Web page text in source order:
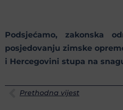
Podsjećamo, zakonska
posjedovanju zimske
i Hercegovini stupa na snagu
Prethodna vijest